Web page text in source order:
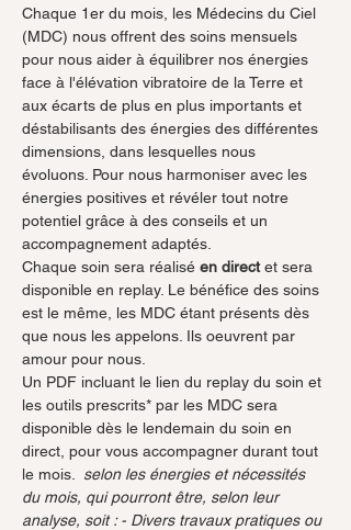
Chaque 1er du mois, les Médecins du Ciel
(MDC) nous offrent des soins mensuels
pour nous aider à équilibrer nos énergies
face à l'élévation vibratoire de la Terre et
aux écarts de plus en plus importants et
déstabilisants des énergies des différentes
dimensions, dans lesquelles nous
évoluons. Pour nous harmoniser avec les
énergies positives et révéler tout notre
potentiel grâce à des conseils et un
accompagnement adaptés.
Chaque soin sera réalisé en direct et sera
disponible en replay. Le bénéfice des soins
est le même, les MDC étant présents dès
que nous les appelons. Ils oeuvrent par
amour pour nous.
Un PDF incluant le lien du replay du soin et
les outils prescrits* par les MDC sera
disponible dès le lendemain du soin en
direct, pour vous accompagner durant tout
le mois.
selon les énergies et nécessités
du mois, qui pourront être, selon leur
analyse, soit : - Divers travaux pratiques ou